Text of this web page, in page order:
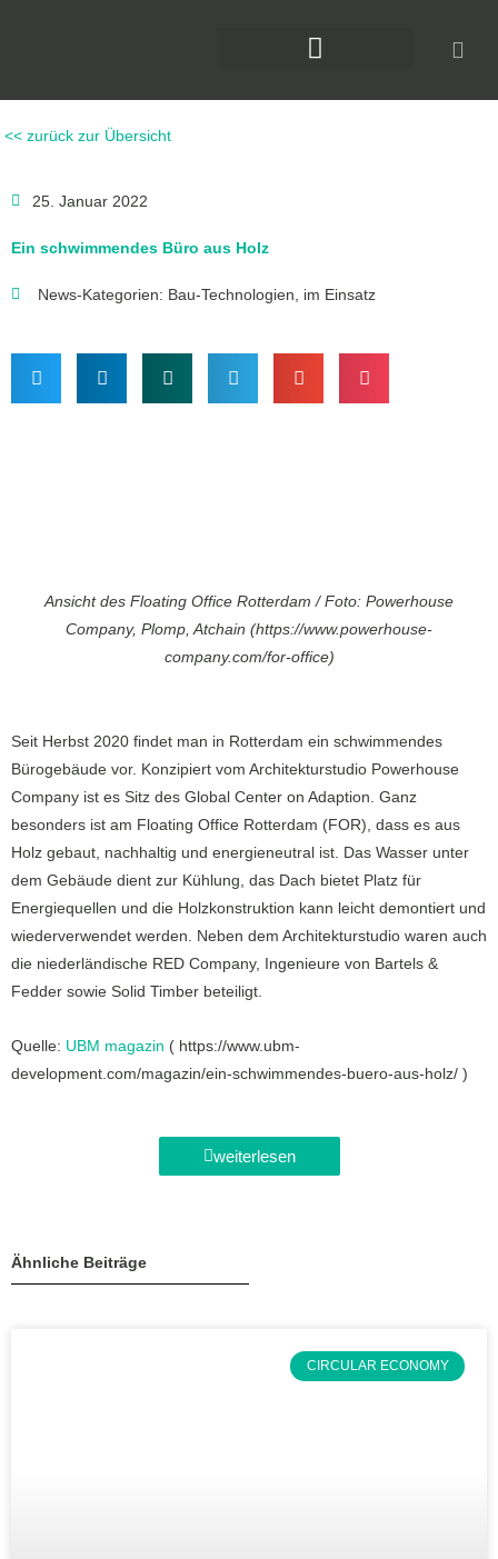
<< zurück zur Übersicht
25. Januar 2022
Ein schwimmendes Büro aus Holz
News-Kategorien: Bau-Technologien im Einsatz
Ansicht des Floating Office Rotterdam / Foto: Powerhouse
Company, Plomp, Atchain (https://www.powerhouse-
company.com/for-office)
Seit Herbst 2020 findet man in Rotterdam ein schwimmendes
Bürogebäude vor. Konzipiert vom Architekturstudio Powerhouse
Company ist es Sitz des Global Center on Adaption. Ganz
besonders ist am Floating Office Rotterdam (FOR), dass es aus
Holz gebaut, nachhaltig und energieneutral ist. Das Wasser unter
dem Gebäude dient zur Kühlung, das Dach bietet Platz für
Energiequellen und die Holzkonstruktion kann leicht demontiert und
wiederverwendet werden. Neben dem Architekturstudio waren auch
die niederländische RED Company, Ingenieure von Bartels &
Fedder sowie Solid Timber beteiligt.
Quelle: UBM magazin ( https://www.ubm-
development.com/magazin/ein-schwimmendes-buero-aus-holz/ )
weiterlesen
Ähnliche Beiträge
CIRCULAR ECONOMY